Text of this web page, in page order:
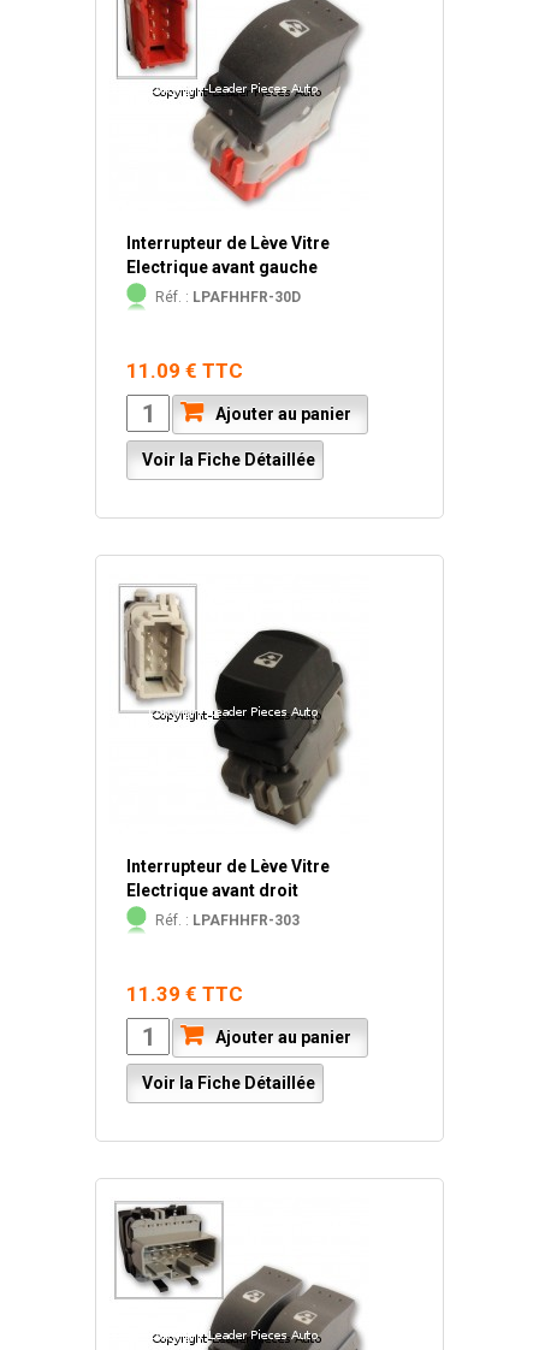
Interrupteur de Lève Vitre
Electrique avant gauche
Réf. : LPAFHHFR-30D
11.09 € TTC
Ajouter au panier
Voir la Fiche Détaillée
Interrupteur de Lève Vitre
Electrique avant droit
Réf. : LPAFHHFR-303
11.39 € TTC
Ajouter au panier
Voir la Fiche Détaillée